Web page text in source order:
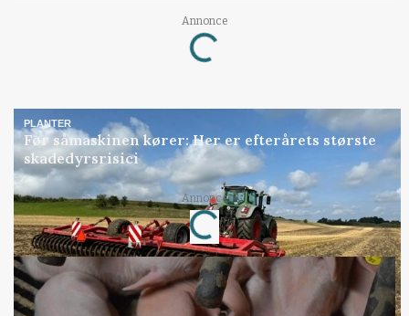
Annonce
Loading...
PLANTER
Før såmaskinen kører: Her er efterårets største
skadedyrsrisici
Annonce
Loading...